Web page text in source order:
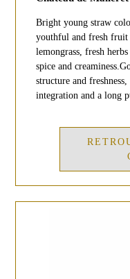
Bright young straw
youthful and fresh fruit
lemongrass, fresh
spice and
structure and
integration and a long